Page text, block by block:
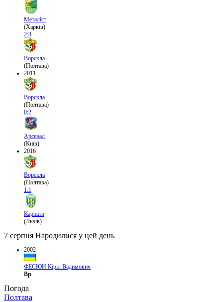
Металіст
(Харків)
2:3
Ворскла
(Полтава)
2011
Ворскла
(Полтава)
0:2
Арсенал
(Київ)
2016
Ворскла
(Полтава)
1:1
Карпати
(Львів)
7 серпня Народилися у цей день
2002
ФЕСЮН Кіріл Вадимович
Вр
Погода
Полтава